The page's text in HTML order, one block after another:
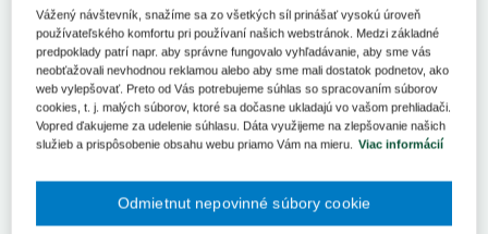
a marginalizovaných komunít Boženy Kováčovej a jej členov
a predsedu Komory miest Jozefa Božíka na štvrtok 18. mája
2023. Na zasadnutí sekcie sa zúčastnia aj zástupcovia
platformy ZMOS pre optimalizáciu siete nemocníc (Kráľovský
Chlmec, Myjava ,Revúca, Svidník a Snina). Zasadnutie sekcie
sa uskutoční online formou.
Po schválení programu zasadnutia sekcie sa zúčastnení budú
ako aj Vyhláška č. 316/2022 Z. z. o kategorizácii ústavnej
Vážený návštevník, snažíme sa zo všetkých síl prinášať vysokú úroveň
používateľského komfortu pri používaní našich webstránok. Medzi základné
predpoklady patrí napr. aby správne fungovalo vyhľadávanie, aby sme vás
neobťažovali nevhodnou reklamou alebo aby sme mali dostatok podnetov, ako
web vylepšovať. Preto od Vás potrebujeme súhlas so spracovaním súborov
cookies, t. j. malých súborov, ktoré sa dočasne ukladajú vo vašom prehliadači.
Vopred ďakujeme za udelenie súhlasu. Dáta využijeme na zlepšovanie našich
služieb a prispôsobenie obsahu webu priamo Vám na mieru.
Viac informácií
Odmietnut nepovinné súbory cookie